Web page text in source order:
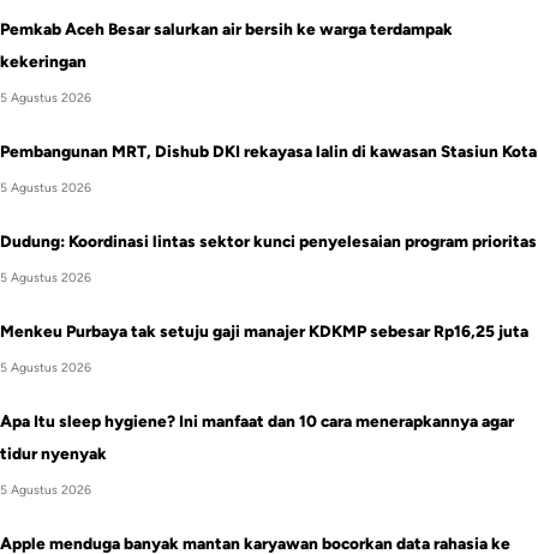
Pemkab Aceh Besar salurkan air bersih ke warga terdampak
kekeringan
5 Agustus 2026
Pembangunan MRT, Dishub DKI rekayasa lalin di kawasan Stasiun Kota
5 Agustus 2026
Dudung: Koordinasi lintas sektor kunci penyelesaian program prioritas
5 Agustus 2026
Menkeu Purbaya tak setuju gaji manajer KDKMP sebesar Rp16,25 juta
5 Agustus 2026
Apa Itu sleep hygiene? Ini manfaat dan 10 cara menerapkannya agar
tidur nyenyak
5 Agustus 2026
Apple menduga banyak mantan karyawan bocorkan data rahasia ke